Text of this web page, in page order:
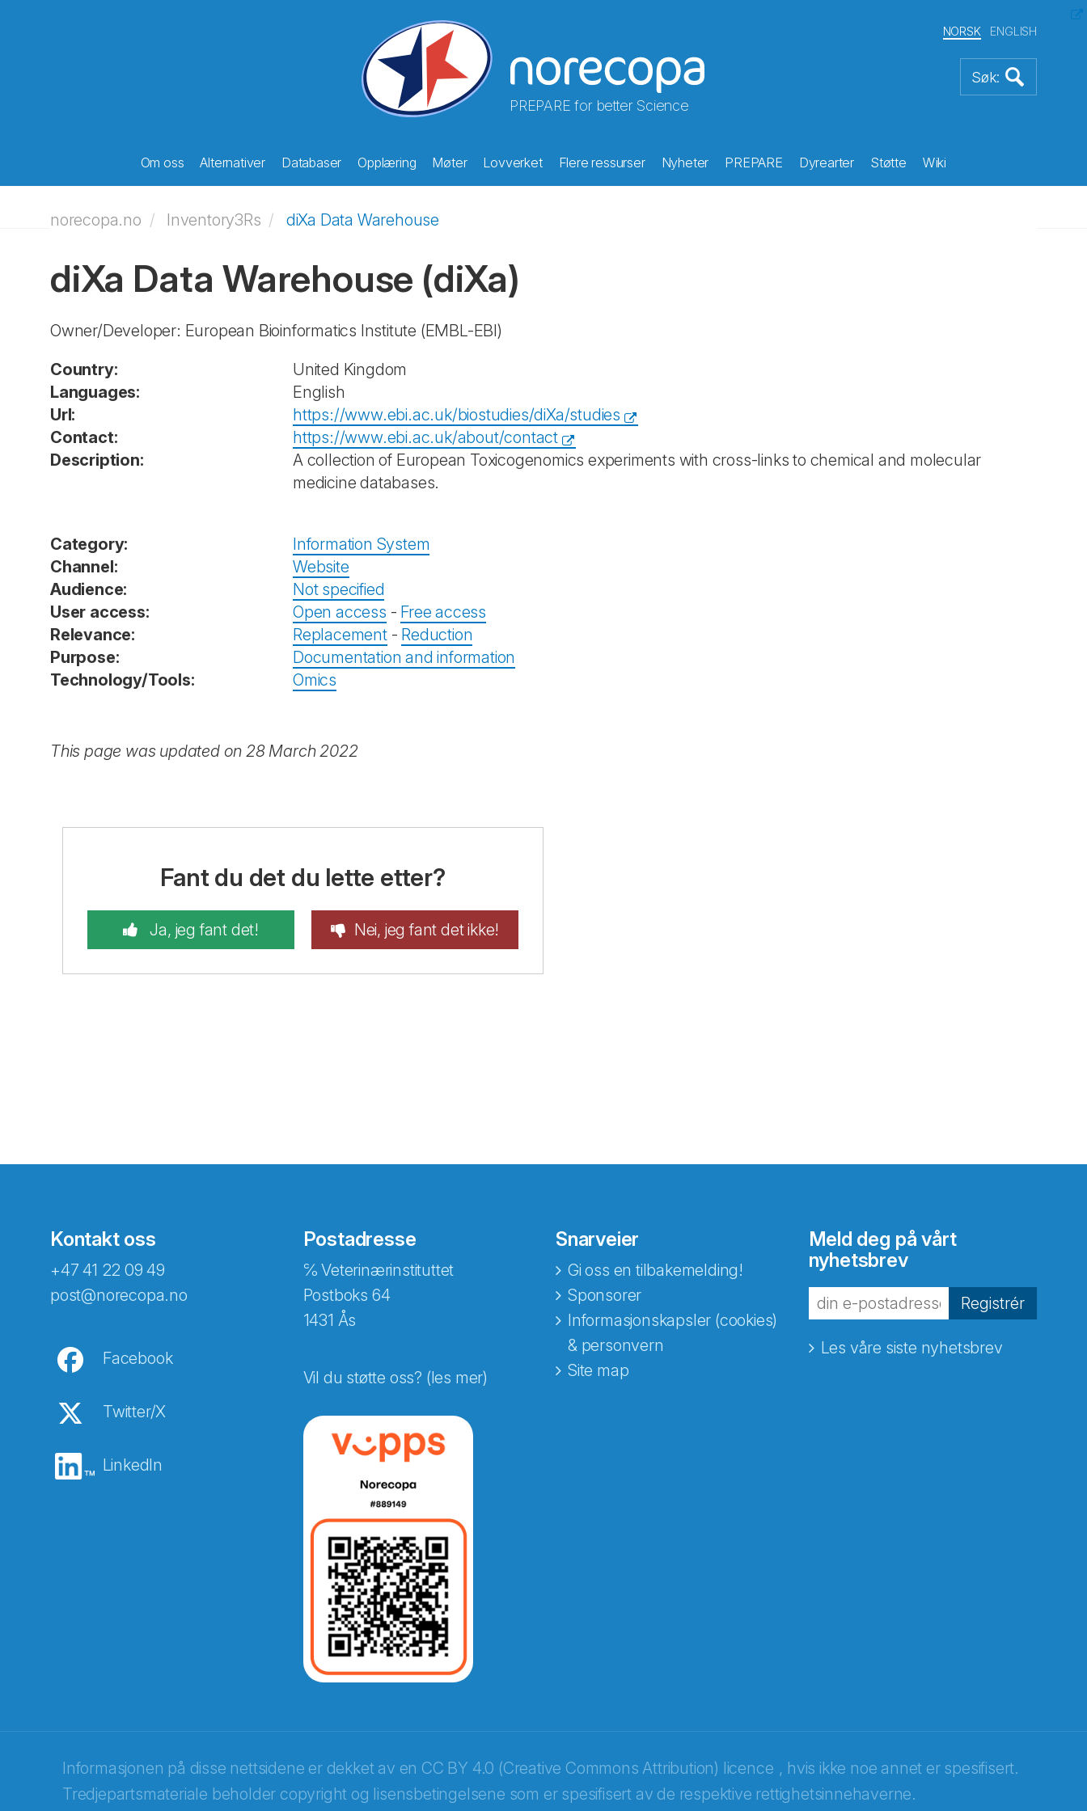
PREPARE for better Science
NORSK ENGLISH
Om oss Alternativer Databaser Opplæring Møter Lovverket Flere ressurser Nyheter PREPARE Dyrearter Støtte Wiki
norecopa.no Inventory3Rs diXa Data Warehouse
diXa Data Warehouse (diXa)
Owner/Developer: European Bioinformatics Institute (EMBL-EBI)
Country:
United Kingdom
Languages:
English
Url:
https://www.ebi.ac.uk/biostudies/diXa/studies
Contact:
https://www.ebi.ac.uk/about/contact
Description:
A collection of European Toxicogenomics experiments with cross-links to chemical and molecular
medicine databases.
Category:
Information System
Channel:
Website
Audience:
Not specified
User access:
Open access - Free access
Relevance:
Replacement- Reduction
Purpose:
Documentation and information
Technology/Tools:
Omics
This page was updated on 28 March 2022
Fant du det du lette etter?
Ja, jeg fant det! Nei, jeg fant det ikke!
Kontakt oss
+47 41 22 09 49
post@norecopa.no
Facebook
Twitter/X
LinkedIn
Postadresse
℅ Veterinærinstituttet
Postboks 64
1431 Ås
Vil du støtte oss? (les mer)
Snarveier
Gi oss en tilbakemelding!
Sponsorer
Informasjonskapsler (cookies)
& personvern
Site map
Meld deg på vårt
nyhetsbrev
Registrér
Les våre siste nyhetsbrev
Informasjonen på disse nettsidene er dekket av en CC BY 4.0 (Creative Commons Attribution) licence , hvis ikke noe annet er spesifisert.
Tredjepartsmateriale beholder copyright og lisensbetingelsene som er spesifisert av de respektive rettighetsinnehaverne.
Abonnér på nyhetsbrevene fra Norecopa